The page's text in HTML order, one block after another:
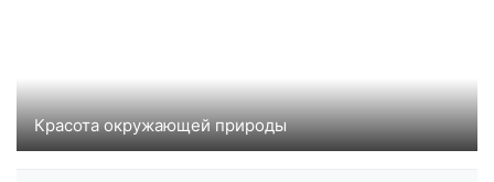
Красота окружающей природы
Фотографии из коллекции сайта deviantart.com